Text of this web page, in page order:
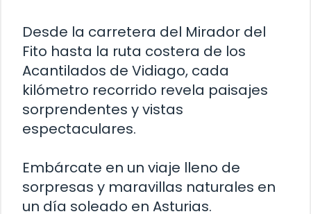
Desde la carretera del Mirador del
Fito hasta la ruta costera de los
Acantilados de Vidiago, cada
kilómetro recorrido revela paisajes
sorprendentes y vistas
espectaculares.
Embárcate en un viaje lleno de
sorpresas y maravillas naturales en
un día soleado en Asturias.